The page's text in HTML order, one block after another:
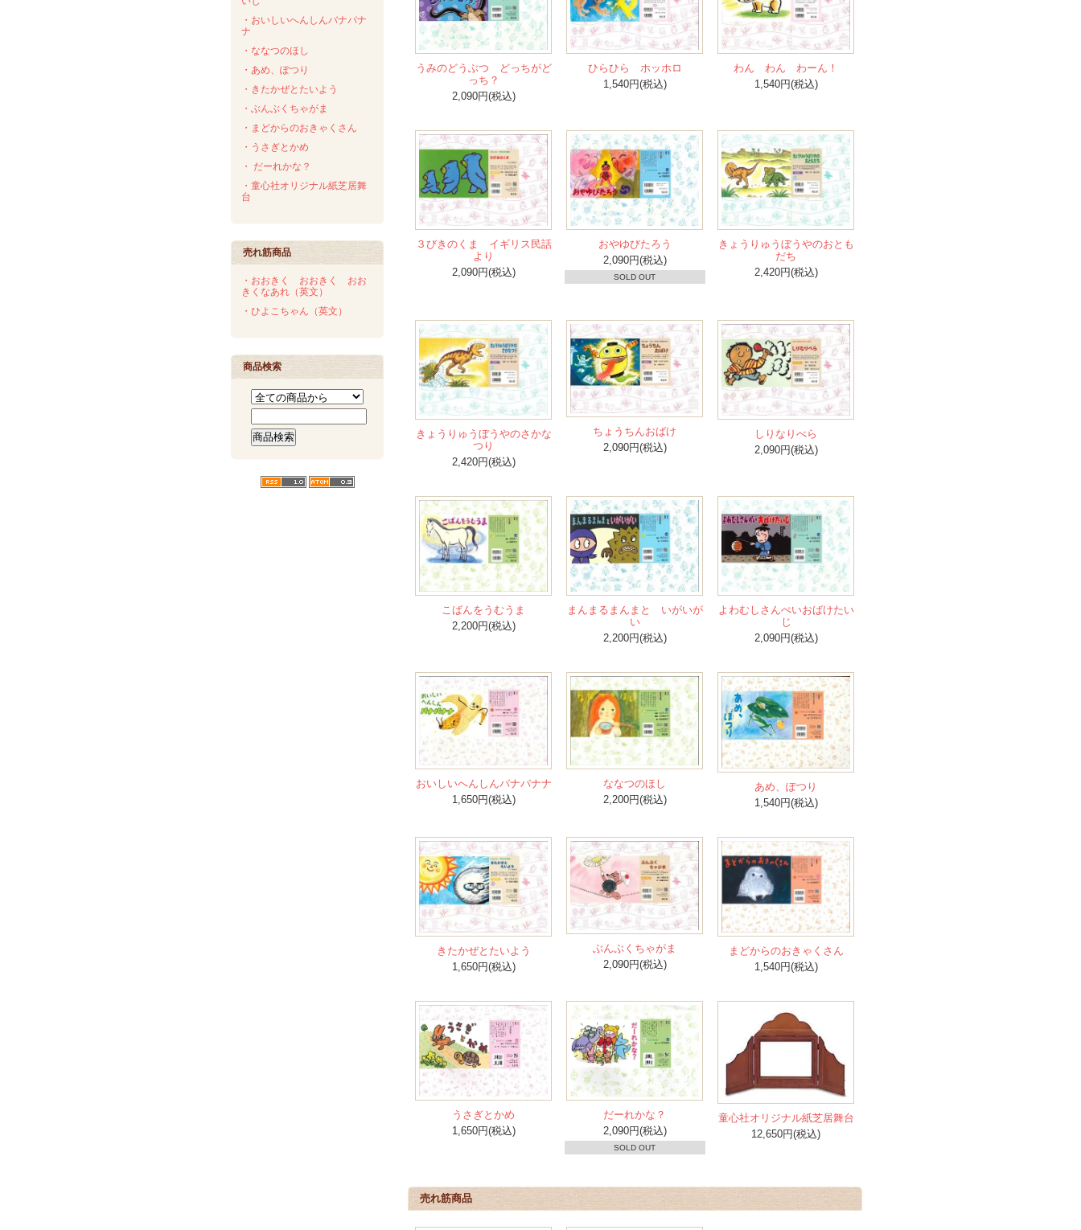
・おいしいへんしんバナバナ
ナ
・ななつのほし
・あめ、ぽつり
・きたかぜとたいよう
・ぶんぶくちゃがま
・まどからのおきゃくさん
・うさぎとかめ
・ だーれかな？
・童心社オリジナル紙芝居舞
台
売れ筋商品
・おおきく おおきく おお
きくなあれ（英文）
・ひよこちゃん（英文）
商品検索
うみのどうぶつ どっちがど
っち？
2,090円(税込)
ひらひら ホッホロ
1,540円(税込)
わん わん わーん！
1,540円(税込)
３びきのくま イギリス民話
より
2,090円(税込)
おやゆびたろう
2,090円(税込)
SOLD OUT
きょうりゅうぼうやのおとも
だち
2,420円(税込)
きょうりゅうぼうやのさかな
つり
2,420円(税込)
ちょうちんおばけ
2,090円(税込)
しりなりべら
2,090円(税込)
こばんをうむうま
2,200円(税込)
まんまるまんまと いがいが
い
2,200円(税込)
よわむしさんぺいおばけたい
じ
2,090円(税込)
おいしいへんしんバナバナナ
1,650円(税込)
ななつのほし
2,200円(税込)
あめ、ぽつり
1,540円(税込)
きたかぜとたいよう
1,650円(税込)
ぶんぶくちゃがま
2,090円(税込)
まどからのおきゃくさん
1,540円(税込)
うさぎとかめ
1,650円(税込)
だーれかな？
2,090円(税込)
SOLD OUT
童心社オリジナル紙芝居舞台
12,650円(税込)
売れ筋商品